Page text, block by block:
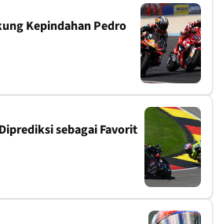
Kepindahan Pedro
sebagai Favorit